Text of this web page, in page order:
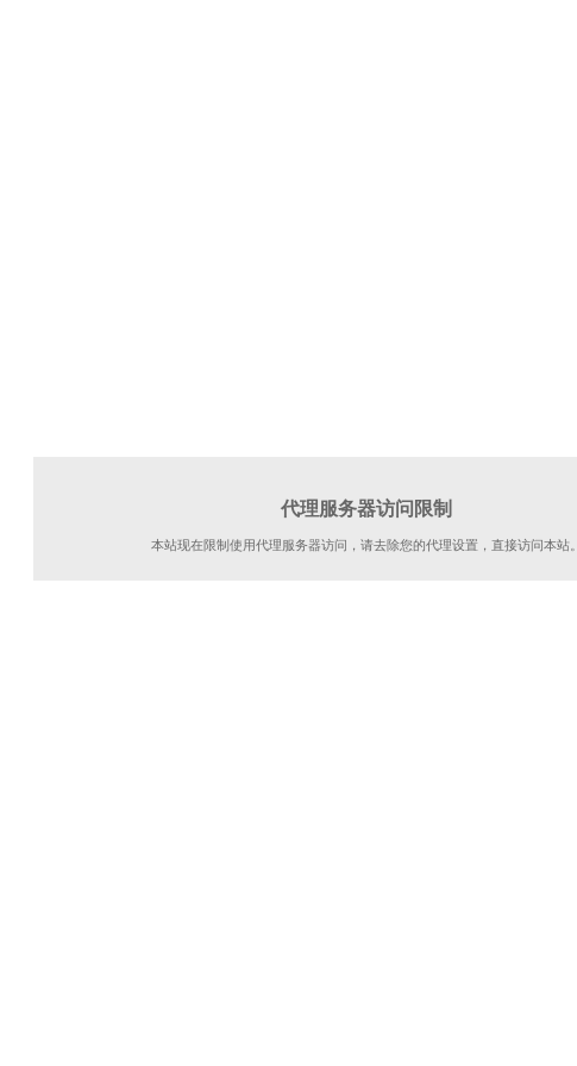
代理服务器访问限制
本站现在限制使用代理服务器访问，请去除您的代理设置，直接访问本站。